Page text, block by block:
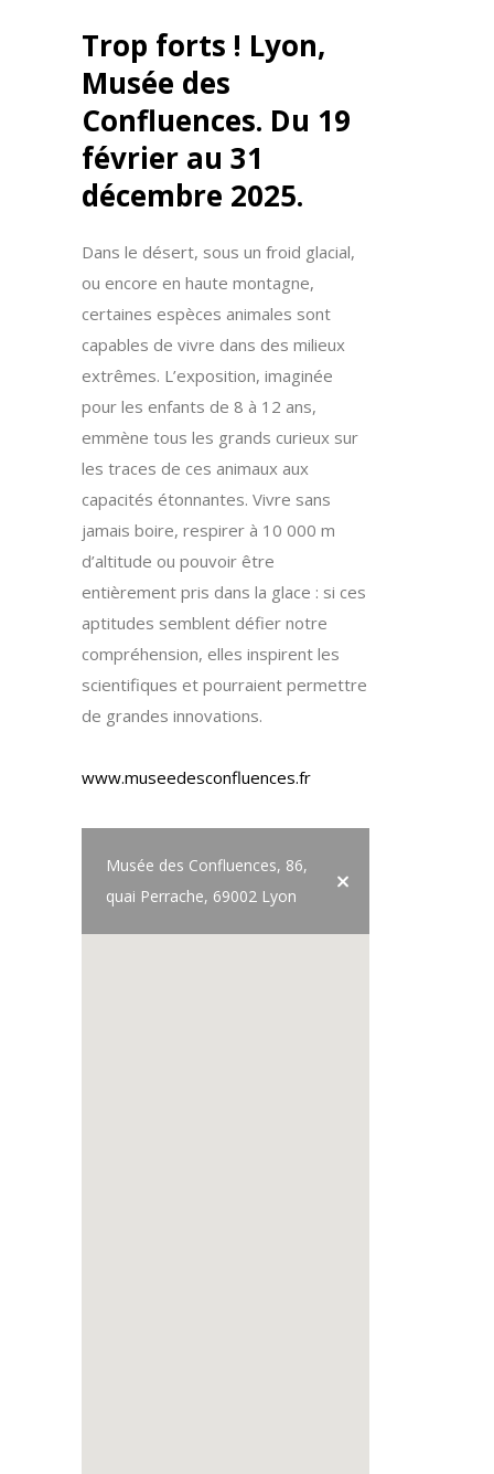
Trop forts ! Lyon,
Musée des
Confluences. Du 19
février au 31
décembre 2025.
Dans le désert, sous un froid glacial,
ou encore en haute montagne,
certaines espèces animales sont
capables de vivre dans des milieux
extrêmes. L’exposition, imaginée
pour les enfants de 8 à 12 ans,
emmène tous les grands curieux sur
les traces de ces animaux aux
capacités étonnantes. Vivre sans
jamais boire, respirer à 10 000 m
d’altitude ou pouvoir être
entièrement pris dans la glace : si ces
aptitudes semblent défier notre
compréhension, elles inspirent les
scientifiques et pourraient permettre
de grandes innovations.
www.museedesconfluences.fr
Musée des Confluences, 86,
quai Perrache, 69002 Lyon